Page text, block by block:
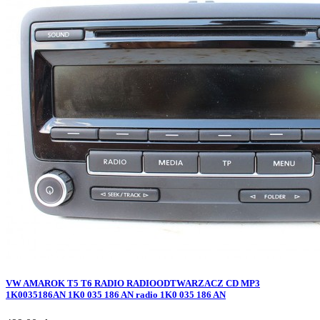
VW AMAROK T5 T6 RADIO RADIOODTWARZACZ CD MP3
1K0035186AN 1K0 035 186 AN radio 1K0 035 186 AN